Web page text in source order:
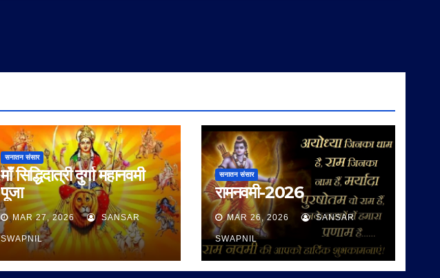
सनातन संसार
माँ सिद्धिदात्री दुर्गा महानवमी
पूजा
MAR 27, 2026 SANSAR
SWAPNIL
सनातन संसार
रामनवमी-2026
MAR 26, 2026 SANSAR
SWAPNIL